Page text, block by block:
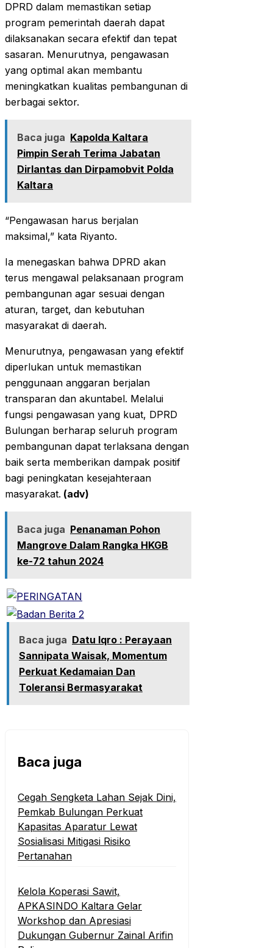
DPRD dalam memastikan setiap
program pemerintah daerah dapat
dilaksanakan secara efektif dan tepat
sasaran. Menurutnya, pengawasan
yang optimal akan membantu
meningkatkan kualitas pembangunan di
berbagai sektor.
Baca juga Kapolda Kaltara
Pimpin Serah Terima Jabatan
Dirlantas dan Dirpamobvit Polda
Kaltara
“Pengawasan harus berjalan
maksimal,” kata Riyanto.
Ia menegaskan bahwa DPRD akan
terus mengawal pelaksanaan program
pembangunan agar sesuai dengan
aturan, target, dan kebutuhan
masyarakat di daerah.
Menurutnya, pengawasan yang efektif
diperlukan untuk memastikan
penggunaan anggaran berjalan
transparan dan akuntabel. Melalui
fungsi pengawasan yang kuat, DPRD
Bulungan berharap seluruh program
pembangunan dapat terlaksana dengan
baik serta memberikan dampak positif
bagi peningkatan kesejahteraan
masyarakat. (adv)
Baca juga Penanaman Pohon
Mangrove Dalam Rangka HKGB
ke-72 tahun 2024
Baca juga Datu Iqro : Perayaan
Sannipata Waisak, Momentum
Perkuat Kedamaian Dan
Toleransi Bermasyarakat
Baca juga
Cegah Sengketa Lahan Sejak Dini,
Pemkab Bulungan Perkuat
Kapasitas Aparatur Lewat
Sosialisasi Mitigasi Risiko
Pertanahan
Kelola Koperasi Sawit,
APKASINDO Kaltara Gelar
Workshop dan Apresiasi
Dukungan Gubernur Zainal Arifin